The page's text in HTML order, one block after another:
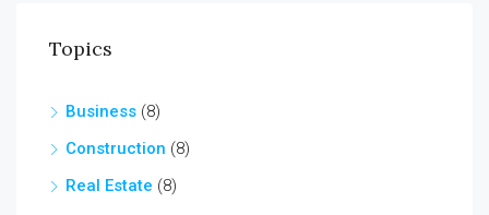
Topics
Business (8)
Construction (8)
Real Estate (8)